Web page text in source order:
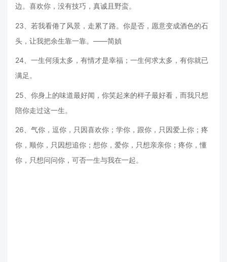
边。喜欢你，没有技巧，真诚且野蛮。
23、若我看倦了风景，走累了路。你是否，愿意变成酒色的石
头，让我把余生靠一靠。——简媜
24、一生何须太多，有情才是幸福；一生何求太多，有你就已
满足。
25、你身上的味道最好闻，你笑起来的样子最好看，而我只想
陪你走过这一生。
26、气你，逗你，只因喜欢你；学你，跟你，只因爱上你；疼
你，顺你，只因想追你；想你，爱你，只想亲亲你；疼你，懂
你，只想问问你，可否一生与我在一起。